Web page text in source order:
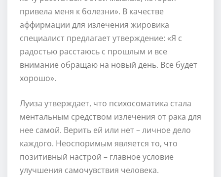
привела меня к болезни». В качестве
аффирмации для излечения жировика
специалист предлагает утверждение: «Я с
радостью расстаюсь с прошлым и все
внимание обращаю на новый день. Все будет
хорошо».
Луиза утверждает, что психосоматика стала
ментальным средством излечения от рака для
нее самой. Верить ей или нет – личное дело
каждого. Неоспоримым является то, что
позитивный настрой – главное условие
улучшения самочувствия человека.